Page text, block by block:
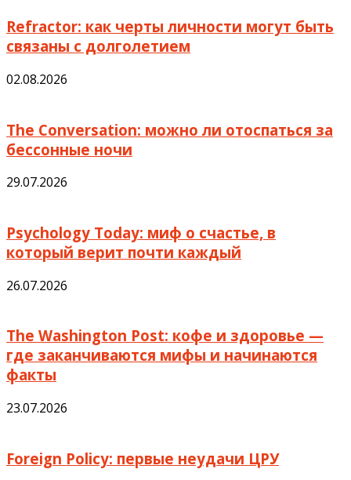
Refractor: как черты личности могут быть
связаны с долголетием
02.08.2026
The Conversation: можно ли отоспаться за
бессонные ночи
29.07.2026
Psychology Today: миф о счастье, в
который верит почти каждый
26.07.2026
The Washington Post: кофе и здоровье —
где заканчиваются мифы и начинаются
факты
23.07.2026
Foreign Policy: первые неудачи ЦРУ